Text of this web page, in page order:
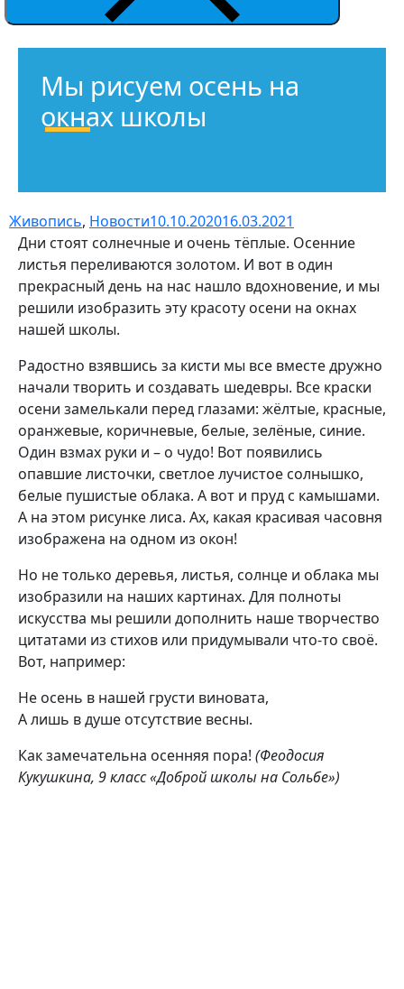
Мы рисуем осень на
окнах школы
Живопись, Новости10.10.202016.03.2021
Дни стоят солнечные и очень тёплые. Осенние
листья переливаются золотом. И вот в один
прекрасный день на нас нашло вдохновение, и мы
решили изобразить эту красоту осени на окнах
нашей школы.
Радостно взявшись за кисти мы все вместе дружно
начали творить и создавать шедевры. Все краски
осени замелькали перед глазами: жёлтые, красные,
оранжевые, коричневые, белые, зелёные, синие.
Один взмах руки и – о чудо! Вот появились
опавшие листочки, светлое лучистое солнышко,
белые пушистые облака. А вот и пруд с камышами.
А на этом рисунке лиса. Ах, какая красивая часовня
изображена на одном из окон!
Но не только деревья, листья, солнце и облака мы
изобразили на наших картинах. Для полноты
искусства мы решили дополнить наше творчество
цитатами из стихов или придумывали что-то своё.
Вот, например:
Не осень в нашей грусти виновата,
А лишь в душе отсутствие весны.
Как замечательна осенняя пора! (Феодосия
Кукушкина, 9 класс«Доброй школы на Сольбе»)